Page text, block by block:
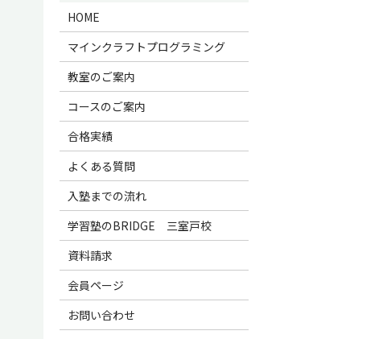
HOME
マインクラフトプログラミング
教室のご案内
コースのご案内
合格実績
よくある質問
入塾までの流れ
学習塾のBRIDGE 三室戸校
資料請求
会員ページ
お問い合わせ